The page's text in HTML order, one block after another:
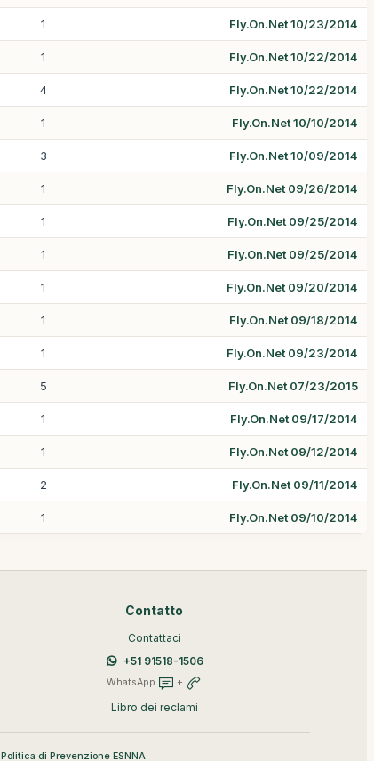
1 Fly.On.Net 10/23/2014
1 Fly.On.Net 10/22/2014
4 Fly.On.Net 10/22/2014
1 Fly.On.Net 10/10/2014
3 Fly.On.Net 10/09/2014
1 Fly.On.Net 09/26/2014
1 Fly.On.Net 09/25/2014
1 Fly.On.Net 09/25/2014
1 Fly.On.Net 09/20/2014
1 Fly.On.Net 09/18/2014
1 Fly.On.Net 09/23/2014
5 Fly.On.Net 07/23/2015
1 Fly.On.Net 09/17/2014
1 Fly.On.Net 09/12/2014
2 Fly.On.Net 09/11/2014
1 Fly.On.Net 09/10/2014
Contatto
Contattaci
+51 91518-1506
WhatsApp +
Libro dei reclami
Politica di Prevenzione ESNNA